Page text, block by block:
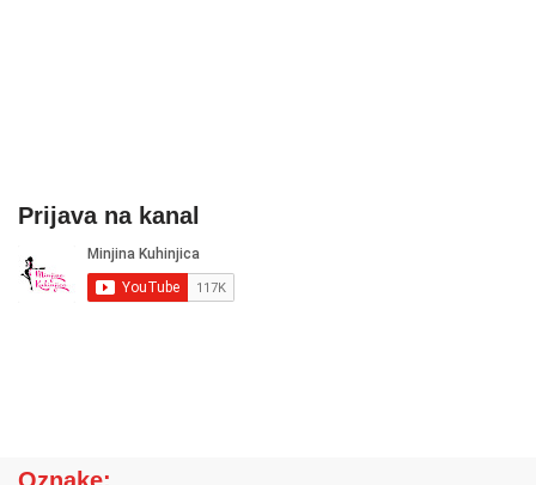
Prijava na kanal
Oznake: